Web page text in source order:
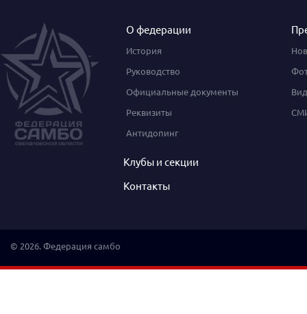
О федерации
История
Руководство
Официальные документы
Реквизиты
Антидопинг
Клубы и секции
Контакты
© 2026. Федерация самбо